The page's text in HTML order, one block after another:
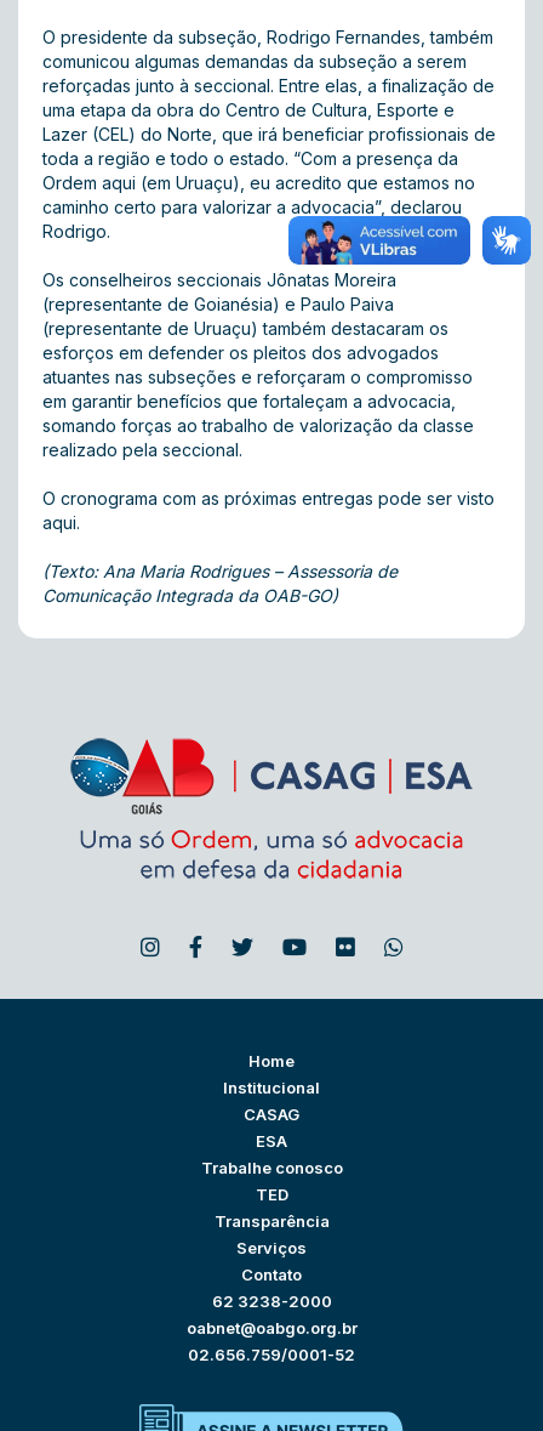
O presidente da subseção, Rodrigo Fernandes, também
comunicou algumas demandas da subseção a serem
reforçadas junto à seccional. Entre elas, a finalização de
uma etapa da obra do Centro de Cultura, Esporte e
Lazer (CEL) do Norte, que irá beneficiar profissionais de
toda a região e todo o estado. “Com a presença da
Ordem aqui (em Uruaçu), eu acredito que estamos no
caminho certo para valorizar a advocacia”, declarou
Rodrigo.
Os conselheiros seccionais Jônatas Moreira
(representante de Goianésia) e Paulo Paiva
(representante de Uruaçu) também destacaram os
esforços em defender os pleitos dos advogados
atuantes nas subseções e reforçaram o compromisso
em garantir benefícios que fortaleçam a advocacia,
somando forças ao trabalho de valorização da classe
realizado pela seccional.
O cronograma com as próximas entregas pode ser visto
aqui.
(Texto: Ana Maria Rodrigues – Assessoria de
Comunicação Integrada da OAB-GO)
Home
Institucional
CASAG
ESA
Trabalhe conosco
TED
Transparência
Serviços
Contato
62 3238-2000
oabnet@oabgo.org.br
02.656.759/0001-52